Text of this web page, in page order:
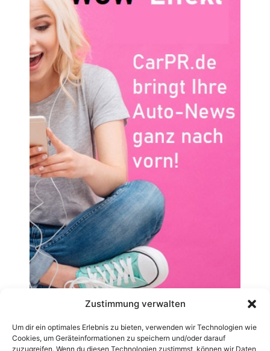
Zustimmung verwalten
Um dir ein optimales Erlebnis zu bieten, verwenden wir Technologien wie
Cookies, um Geräteinformationen zu speichern und/oder darauf
zuzugreifen. Wenn du diesen Technologien zustimmst, können wir Daten